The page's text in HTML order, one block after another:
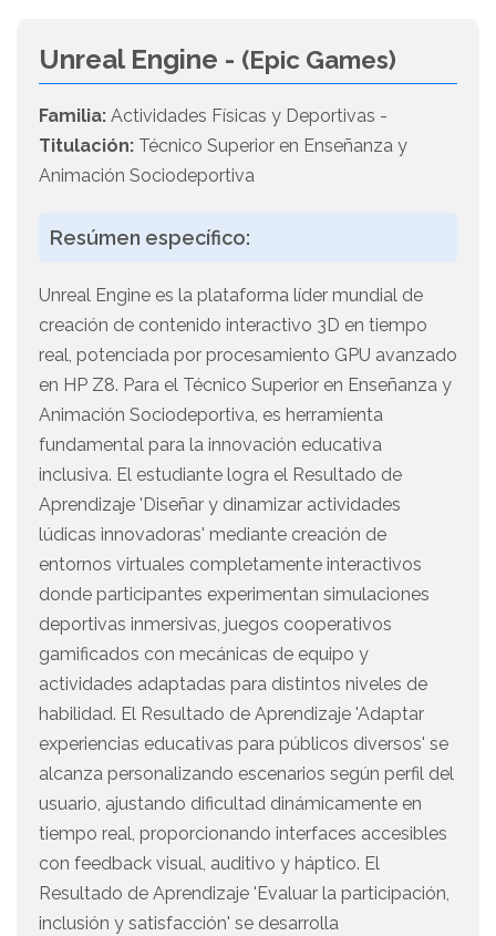
Unreal Engine - (Epic Games)
Familia: Actividades Físicas y Deportivas -
Titulación: Técnico Superior en Enseñanza y
Animación Sociodeportiva
Resúmen específico:
Unreal Engine es la plataforma líder mundial de
creación de contenido interactivo 3D en tiempo
real, potenciada por procesamiento GPU avanzado
en HP Z8. Para el Técnico Superior en Enseñanza y
Animación Sociodeportiva, es herramienta
fundamental para la innovación educativa
inclusiva. El estudiante logra el Resultado de
Aprendizaje 'Diseñar y dinamizar actividades
lúdicas innovadoras' mediante creación de
entornos virtuales completamente interactivos
donde participantes experimentan simulaciones
deportivas inmersivas, juegos cooperativos
gamificados con mecánicas de equipo y
actividades adaptadas para distintos niveles de
habilidad. El Resultado de Aprendizaje 'Adaptar
experiencias educativas para públicos diversos' se
alcanza personalizando escenarios según perfil del
usuario, ajustando dificultad dinámicamente en
tiempo real, proporcionando interfaces accesibles
con feedback visual, auditivo y háptico. El
Resultado de Aprendizaje 'Evaluar la participación,
inclusión y satisfacción' se desarrolla